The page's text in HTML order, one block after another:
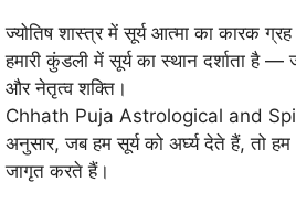
ज्योतिष शास्त्र में सूर्य आत्मा का कारक ग्रह
हमारी कुंडली में सूर्य का स्थान दर्शाता है
और नेतृत्व शक्ति।
Chhath Puja Astrological and
अनुसार, जब हम सूर्य को अर्घ्य देते हैं, तो
जागृत करते हैं।